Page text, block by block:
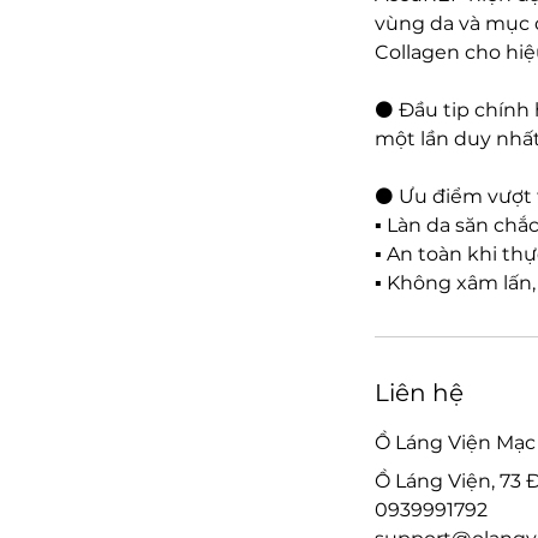
vùng da và mục
Collagen cho
⚫ Đầu tip chính
một lần duy
⚫ Ưu điểm vượt
▪️ Làn da săn
▪️ An toàn khi
▪️ Không xâm
Liên hệ
Ồ Láng Viện
Ồ Láng Viện, 73
0939991792